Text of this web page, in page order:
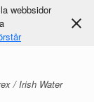
/ Irish Water
webbsidor